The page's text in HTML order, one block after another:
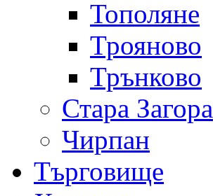
Тополяне
Трояново
Трънково
Стара Загора
Чирпан
Търговище